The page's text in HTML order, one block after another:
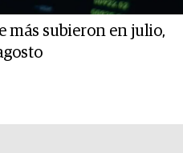
más subieron en julio,